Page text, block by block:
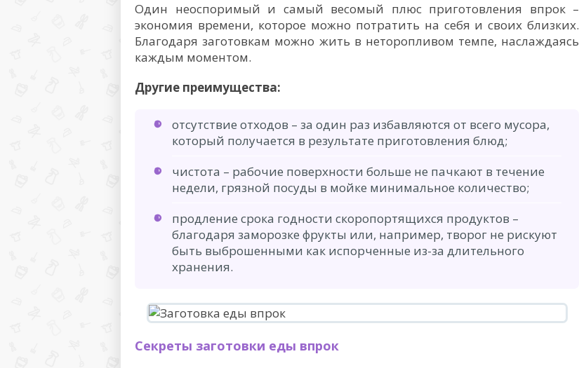
Один неоспоримый и самый весомый плюс приготовления впрок –
экономия времени, которое можно потратить на себя и своих близких.
Благодаря заготовкам можно жить в неторопливом темпе, наслаждаясь
каждым моментом.
Другие преимущества:
отсутствие отходов – за один раз избавляются от всего мусора,
который получается в результате приготовления блюд;
чистота – рабочие поверхности больше не пачкают в течение
недели, грязной посуды в мойке минимальное количество;
продление срока годности скоропортящихся продуктов –
благодаря заморозке фрукты или, например, творог не рискуют
быть выброшенными как испорченные из-за длительного
хранения.
Секреты заготовки еды впрок